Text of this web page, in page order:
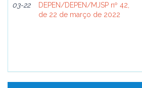
03-22
DEPEN/DEPEN/MJSP nº 42,
de 22 de março de 2022